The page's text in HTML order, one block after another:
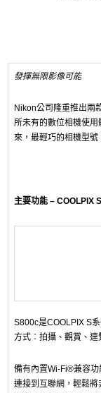
發揮無限影像可能
Nikon公司隆重推出兩
所未有的數位相機使
來，最輕巧的相機型號
主要功能 – COOLPIX
S800c是COOLPIX S
方式︰拍攝、觀賞、連
備有內置Wi-Fi®兼容
連接到互聯網，輕鬆